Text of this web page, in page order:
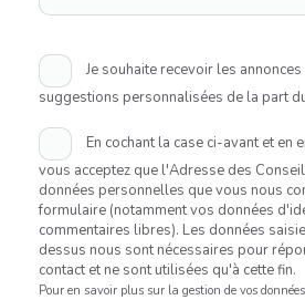
Je souhaite recevoir les
suggestions personnalisées de la part
En cochant la case ci-avant et en
vous acceptez que l'Adresse des
données personnelles que vous nous
formulaire (notamment vos données
commentaires libres). Les données
dessus nous sont nécessaires pour
contact et ne sont utilisées qu'à cette fin.
Pour en savoir plus sur la gestion de vos